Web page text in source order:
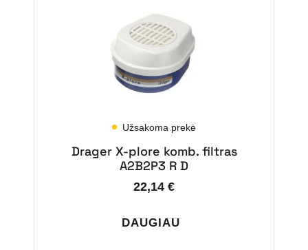
Užsakoma prekė
Drager X-plore komb. filtras
A2B2P3 R D
22,14 €
DAUGIAU